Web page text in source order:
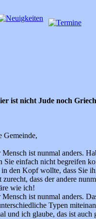
ist nicht Jude noch
Gemeinde,
Mensch ist nunmal anders.
Sie einfach nicht begreifen
den Kopf wollte, dass Sie
zurecht, dass der andere
wie ich!
Mensch ist nunmal anders.
Typen
und ich glaube, das ist